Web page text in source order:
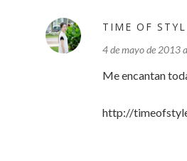
TIME OF
4 de mayo de 2013
Me encantan
http://